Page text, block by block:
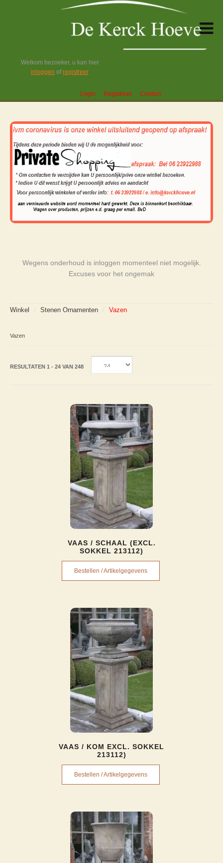
Welkom bezoeker, u kan hier
inloggen ofregistreer
Login Registreer Contact
Wegens onderhoud is inloggen momenteel niet mogelijk.
Excuses voor het ongemak
Winkel Stenen Ornamenten Vazen
Vazen
RESULTATEN 1 - 24 VAN 248
VAAS / SCHAAL (EXCL.
SOKKEL 213112)
Bestellen / Artikelgegevens
VAAS / KOM EXCL. SOKKEL
213112)
Bestellen / Artikelgegevens